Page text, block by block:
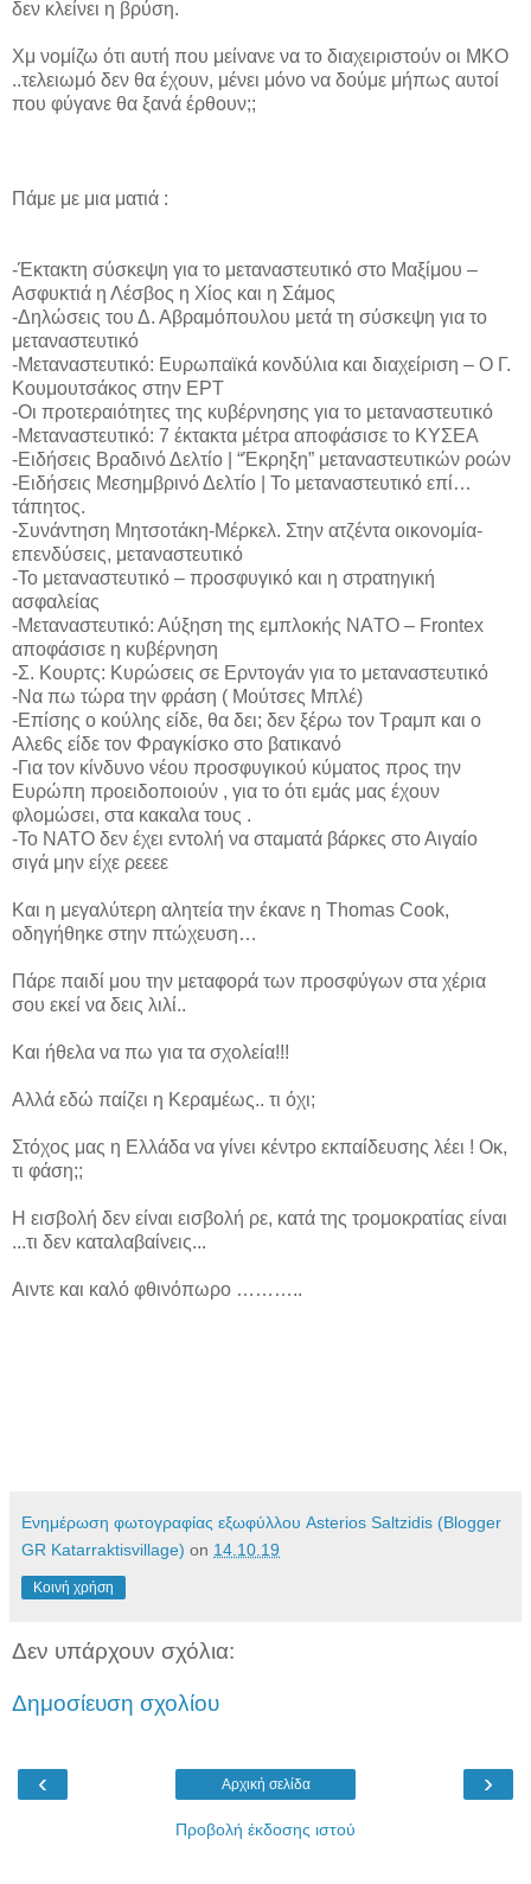
δεν κλείνει η βρύση.
Χμ νομίζω ότι αυτή που μείνανε να το διαχειριστούν οι ΜΚΟ
..τελειωμό δεν θα έχουν, μένει μόνο να δούμε μήπως αυτοί
που φύγανε θα ξανά έρθουν;;
Πάμε με μια ματιά :
-Έκτακτη σύσκεψη για το μεταναστευτικό στο Μαξίμου –
Ασφυκτιά η Λέσβος η Χίος και η Σάμος
-Δηλώσεις του Δ. Αβραμόπουλου μετά τη σύσκεψη για το
μεταναστευτικό
-Μεταναστευτικό: Ευρωπαϊκά κονδύλια και διαχείριση – Ο Γ.
Κουμουτσάκος στην ΕΡΤ
-Οι προτεραιότητες της κυβέρνησης για το μεταναστευτικό
-Μεταναστευτικό: 7 έκτακτα μέτρα αποφάσισε το ΚΥΣΕΑ
-Ειδήσεις Βραδινό Δελτίο | “Έκρηξη” μεταναστευτικών ροών
-Ειδήσεις Μεσημβρινό Δελτίο | Το μεταναστευτικό επί…
τάπητος.
-Συνάντηση Μητσοτάκη-Μέρκελ. Στην ατζέντα οικονομία-
επενδύσεις, μεταναστευτικό
-Το μεταναστευτικό – προσφυγικό και η στρατηγική
ασφαλείας
-Μεταναστευτικό: Αύξηση της εμπλοκής NAΤΟ – Frontex
αποφάσισε η κυβέρνηση
-Σ. Κουρτς: Κυρώσεις σε Ερντογάν για το μεταναστευτικό
-Να πω τώρα την φράση ( Μούτσες Μπλέ)
-Επίσης ο κούλης είδε, θα δει; δεν ξέρω τον Τραμπ και ο
Αλε6ς είδε τον Φραγκίσκο στο βατικανό
-Για τον κίνδυνο νέου προσφυγικού κύματος προς την
Ευρώπη προειδοποιούν , για το ότι εμάς μας έχουν
φλομώσει, στα κακαλα τους .
-Το ΝΑΤΟ δεν έχει εντολή να σταματά βάρκες στο Αιγαίο
σιγά μην είχε ρεεεε
Και η μεγαλύτερη αλητεία την έκανε η Thomas Cook,
οδηγήθηκε στην πτώχευση…
Πάρε παιδί μου την μεταφορά των προσφύγων στα χέρια
σου εκεί να δεις λιλί..
Και ήθελα να πω για τα σχολεία!!!
Αλλά εδώ παίζει η Κεραμέως.. τι όχι;
Στόχος μας η Ελλάδα να γίνει κέντρο εκπαίδευσης λέει ! Οκ,
τι φάση;;
Η εισβολή δεν είναι εισβολή ρε, κατά της τρομοκρατίας είναι
...τι δεν καταλαβαίνεις...
Αιντε και καλό φθινόπωρο ………..
Ενημέρωση φωτογραφίας εξωφύλλου Asterios Saltzidis (Blogger
GR Katarraktisvillage) on 14.10.19
Κοινή χρήση
Δεν υπάρχουν σχόλια:
Δημοσίευση σχολίου
‹ ›
Αρχική σελίδα
Προβολή έκδοσης ιστού